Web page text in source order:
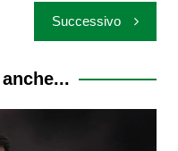
Successivo